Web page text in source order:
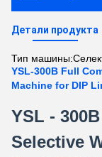
Детали продукта
Тип машины:
YSL-300B Full
Machine for DIP
YSL -
Selective